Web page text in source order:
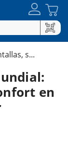
s...
en